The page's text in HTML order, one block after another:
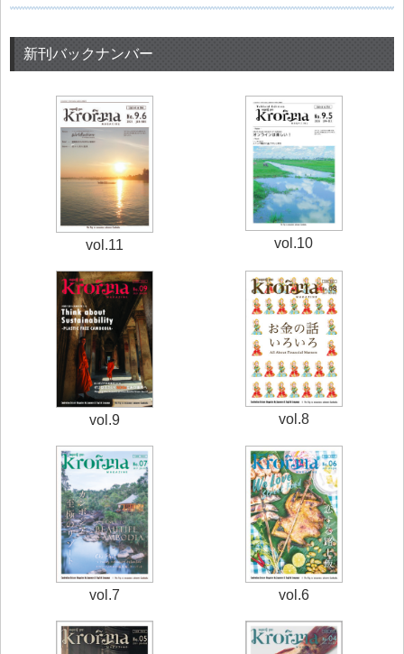
新刊バックナンバー
vol.11 vol.10
vol.9 vol.8
vol.7 vol.6